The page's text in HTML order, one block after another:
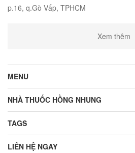
p.16, q.Gò Vấp, TPHCM
Xem thêm
MENU
NHÀ THUỐC HỒNG NHUNG
TAGS
LIÊN HỆ NGAY